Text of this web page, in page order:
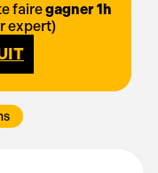
fairegagner 1h
expert)